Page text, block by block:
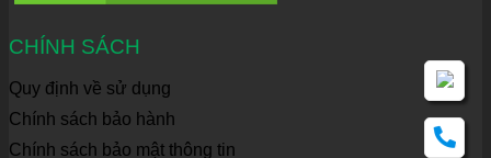
CHÍNH SÁCH
Quy định về sử dụng
Chính sách bảo hành
Chính sách bảo mật thông tin